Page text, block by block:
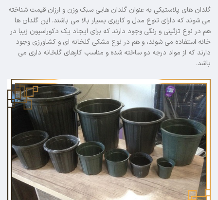
گلدان های پلاستیکی به عنوان گلدان هایی سبک وزن و ارزان قیمت شناخته
می شوند که دارای تنوع مدل و کاربری بسیار بالا می باشند. این گلدان ها
هم در نوع تزئینی و رنگی وجود دارند که برای ایجاد یک دکوراسیون زیبا در
خانه استفاده می شوند، و هم در نوع مشکی گلخانه ای و کشاورزی وجود
دارند که از مواد درجه دو ساخته شده و مناسب کارهای گلخانه داری می
باشد.